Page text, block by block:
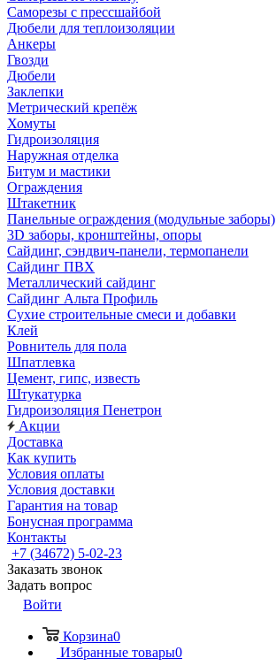
Саморезы с прессшайбой
Дюбели для теплоизоляции
Анкеры
Гвозди
Дюбели
Заклепки
Метрический крепёж
Хомуты
Гидроизоляция
Наружная отделка
Битум и мастики
Ограждения
Штакетник
Панельные ограждения (модульные заборы)
3D заборы, кронштейны, опоры
Cайдинг, сэндвич-панели, термопанели
Сайдинг ПВХ
Металлический сайдинг
Сайдинг Альта Профиль
Сухие строительные смеси и добавки
Клей
Ровнитель для пола
Шпатлевка
Цемент, гипс, известь
Штукатурка
Гидроизоляция Пенетрон
Акции
Доставка
Как купить
Условия оплаты
Условия доставки
Гарантия на товар
Бонусная программа
Контакты
+7 (34672) 5-02-23
Заказать звонок
Задать вопрос
Войти
Корзина0
Избранные товары0